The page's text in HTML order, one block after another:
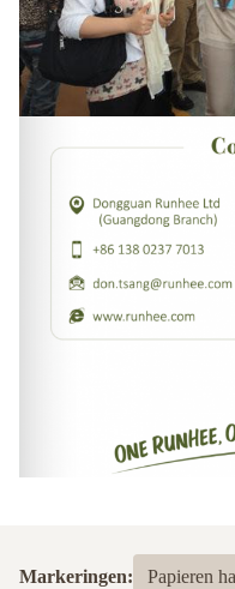
Markeringen: Papieren